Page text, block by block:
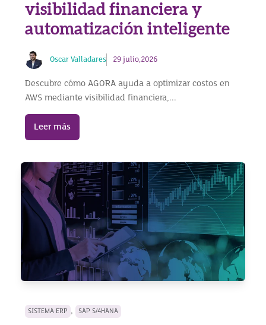
visibilidad financiera y
automatización inteligente
Oscar Valladares 29 julio,2026
Descubre cómo AGORA ayuda a optimizar costos en
AWS mediante visibilidad financiera,...
Leer más
SISTEMA ERP , SAP S/4HANA